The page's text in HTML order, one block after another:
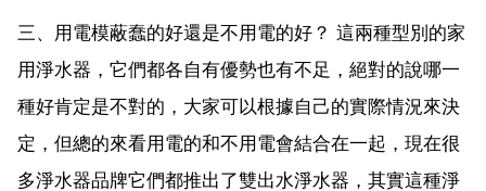
三、用電模蔽蠢的好還是不用電的好？ 這兩種型別的家
用淨水器，它們都各自有優勢也有不足，絕對的說哪一
種好肯定是不對的，大家可以根據自己的實際情況來決
定，但總的來看用電的和不用電會結合在一起，現在很
多淨水器品牌它們都推出了雙出水淨水器，其實這種淨